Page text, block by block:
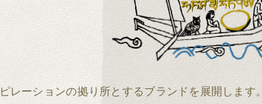
ーションの拠り所とするブランドを展開します。